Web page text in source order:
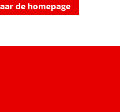
de homepage